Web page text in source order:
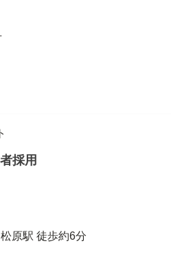
採用
原駅 徒歩約6分